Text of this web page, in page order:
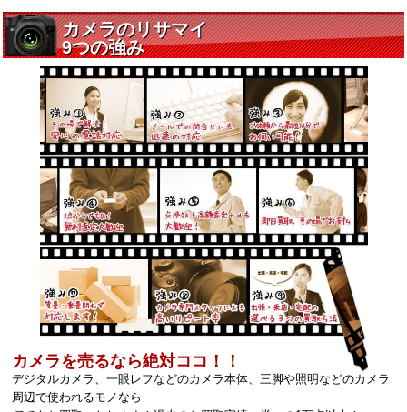
カメラを売るなら絶対ココ！！
デジタルカメラ、一眼レフなどのカメラ本体、三脚や照明などのカメラ
周辺で使われるモノなら